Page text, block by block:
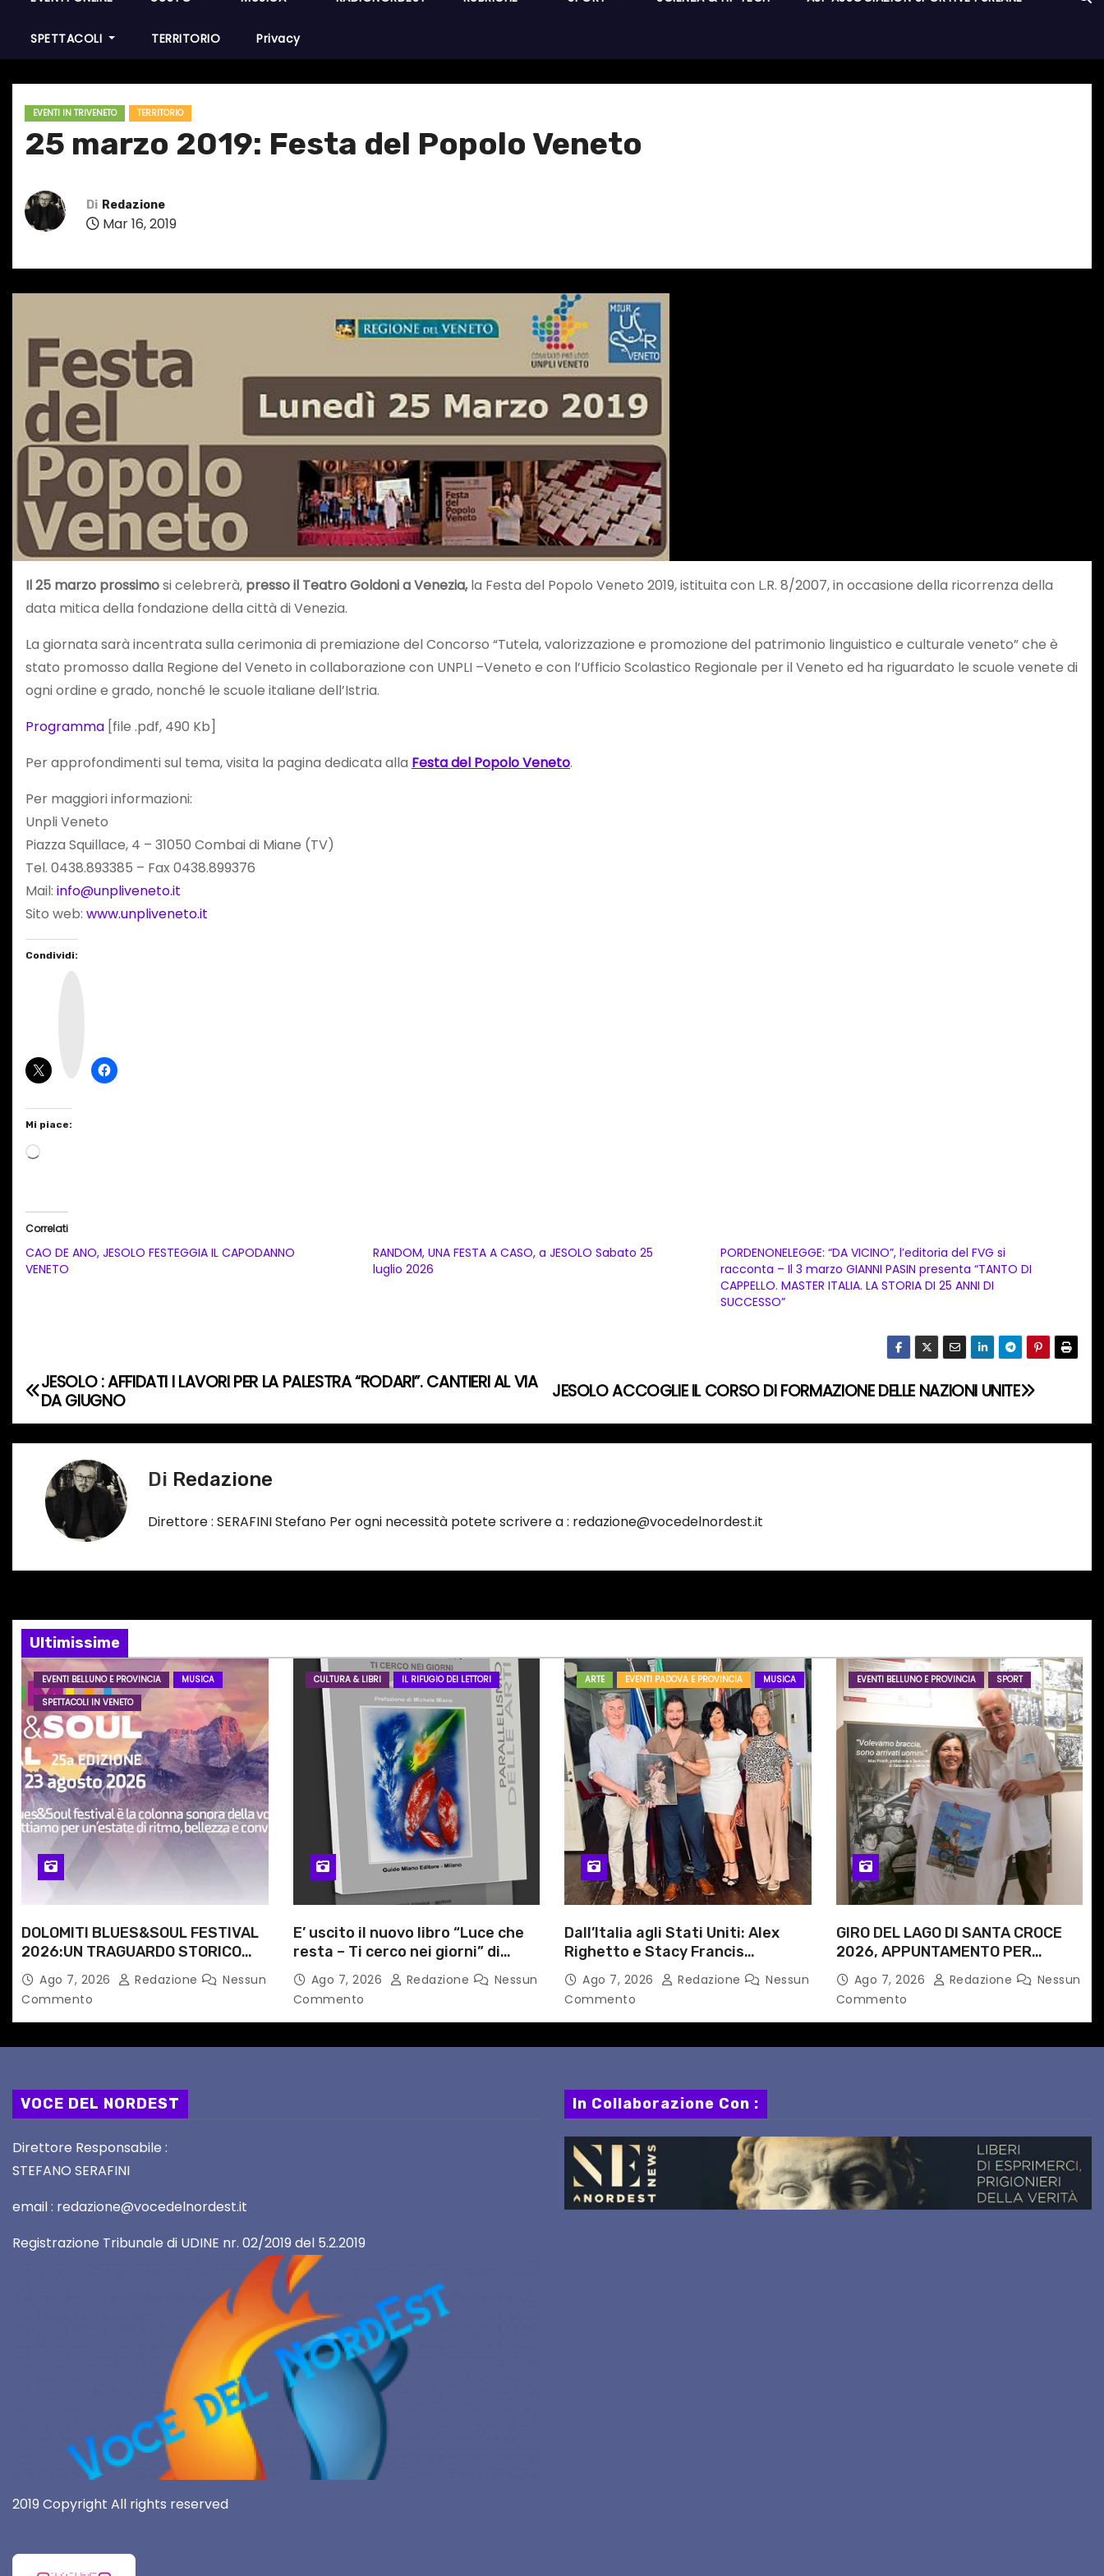
SPETTACOLI TERRITORIO Privacy
EVENTI IN TRIVENETO TERRITORIO
25 marzo 2019: Festa del Popolo Veneto
Di Redazione
Mar 16, 2019
Il 25 marzo prossimosi celebrerà, presso il Teatro Goldoni a Venezia,la Festa del Popolo Veneto 2019, istituita con L.R. 8/2007, in occasione della ricorrenza della
data mitica della fondazione della città di Venezia.
La giornata sarà incentrata sulla cerimonia di premiazione del Concorso “Tutela, valorizzazione e promozione del patrimonio linguistico e culturale veneto” che è
stato promosso dalla Regione del Veneto in collaborazione con UNPLI –Veneto e con l’Ufficio Scolastico Regionale per il Veneto ed ha riguardato le scuole venete di
ogni ordine e grado, nonché le scuole italiane dell’Istria.
Programma [file .pdf, 490 Kb]
Per approfondimenti sul tema, visita la pagina dedicata alla Festa del Popolo Veneto.
Per maggiori informazioni:
Unpli Veneto
Piazza Squillace, 4 – 31050 Combai di Miane (TV)
Tel. 0438.893385 – Fax 0438.899376
Mail: info@unpliveneto.it
Sito web: www.unpliveneto.it
Condividi:
Mi piace:
C
a
o
n
c
Correlati
CAO DE ANO, JESOLO FESTEGGIA IL CAPODANNO
VENETO
RANDOM, UNA FESTA A CASO, a JESOLO Sabato 25
luglio 2026
PORDENONELEGGE: “DA VICINO”, l’editoria del FVG si
racconta – Il 3 marzo GIANNI PASIN presenta “TANTO DI
CAPPELLO. MASTER ITALIA. LA STORIA DI 25 ANNI DI
SUCCESSO”
N
a
i
o
n
e
a
r
t
c
o
l
i
JESOLO ACCOGLIE IL CORSO DI FORMAZIONE DELLE NAZIONI UNITE
JESOLO : AFFIDATI I LAVORI PER LA PALESTRA “RODARI”. CANTIERI AL VIA
DA GIUGNO
Di Redazione
Direttore : SERAFINI Stefano Per ogni necessità potete scrivere a : redazione@vocedelnordest.it
Ultimissime
EVENTI BELLUNO E PROVINCIA
MUSICA
SPETTACOLI IN VENETO
DOLOMITI BLUES&SOUL FESTIVAL
2026:UN TRAGUARDO STORICO
PER LA 25ª EDIZIONE TRA LE CIME
PATRIMONIO UNESCO
Ago 7, 2026 Redazione
Nessun
Commento
CULTURA & LIBRI IL RIFUGIO DEI LETTORI
E’ uscito il nuovo libro “Luce che
resta – Ti cerco nei giorni” di
Angela Ragozzino, medico
primario di Capua
Ago 7, 2026 Redazione
Nessun
Commento
ARTE EVENTI PADOVA E PROVINCIA MUSICA
Dall’Italia agli Stati Uniti: Alex
Righetto e Stacy Francis
uniscono arte, musica e
tecnologia in un nuovo progetto
internazionale”
Ago 7, 2026 Redazione
Nessun
Commento
EVENTI BELLUNO E PROVINCIA SPORT
GIRO DEL LAGO DI SANTA CROCE
2026, APPUNTAMENTO PER
DOMENICA 16 AGOSTO
Ago 7, 2026 Redazione
Nessun
Commento
VOCE DEL NORDEST
Direttore Responsabile :
STEFANO SERAFINI
email : redazione@vocedelnordest.it
Registrazione Tribunale di UDINE nr. 02/2019 del 5.2.2019
2019 Copyright All rights reserved
In Collaborazione Con :